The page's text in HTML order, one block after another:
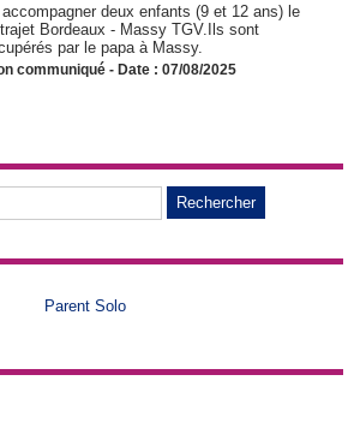
deux enfants (9 et 12 ans) le
Bordeaux - Massy TGV.Ils sont
par le papa à Massy.
communiqué - Date : 07/08/2025
Parent Solo